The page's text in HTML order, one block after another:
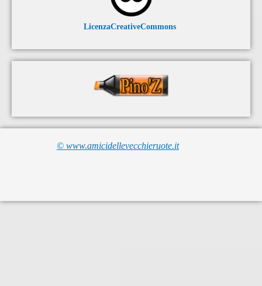
LicenzaCreativeCommons
© www.amicidellevecchieruote.it